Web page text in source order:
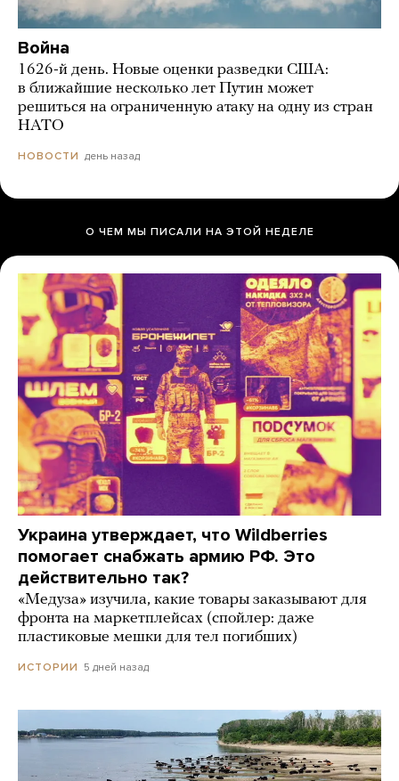
Война
1626-й день. Новые оценки разведки США:
в ближайшие несколько лет Путин может
решиться на ограниченную атаку на одну из стран
НАТО
НОВОСТИ день назад
О ЧЕМ МЫ ПИСАЛИ НА ЭТОЙ НЕДЕЛЕ
Украина утверждает, что Wildberries
помогает снабжать армию РФ. Это
действительно так?
«Медуза» изучила, какие товары заказывают для
фронта на маркетплейсах (спойлер: даже
пластиковые мешки для тел погибших)
ИСТОРИИ 5 дней назад